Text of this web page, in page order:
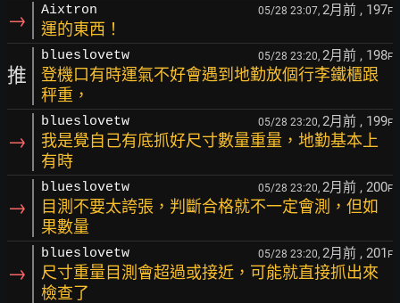
→ Aixtron 05/28 23:07, 2月前 , 197F
運的東西！
推
blueslovetw 05/28 23:20, 2月前 , 198F
登機口有時運氣不好會遇到地勤放個行李鐵櫃跟
秤重，
→
blueslovetw 05/28 23:20, 2月前 , 199F
我是覺自己有底抓好尺寸數量重量，地勤基本上
有時
→
blueslovetw 05/28 23:20, 2月前 , 200F
目測不要太誇張，判斷合格就不一定會測，但如
果數量
→
blueslovetw 05/28 23:20, 2月前 , 201 F
尺寸重量目測會超過或接近，可能就直接抓出來
檢查了